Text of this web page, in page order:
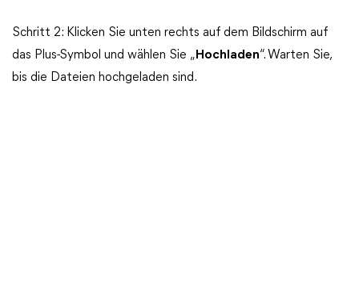
Schritt 2: Klicken Sie unten rechts auf dem Bildschirm auf
das Plus-Symbol und wählen Sie „ Hochladen“. Warten Sie,
bis die Dateien hochgeladen sind.